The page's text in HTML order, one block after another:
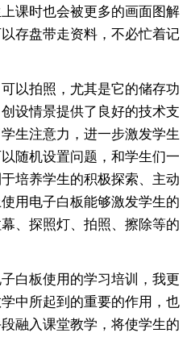
课时也会被更多的画面图解
存盘带走资料，不必忙着记
以拍照，尤其是它的储存功
设情景提供了良好的技术支
生注意力，进一步激发学生
随机设置问题，和学生们一
培养学生的积极探索、主动
用电子白板能够激发学生的
、探照灯、拍照、擦除等的
白板使用的学习培训，我更
中所起到的重要的作用，也
融入课堂教学，将使学生的